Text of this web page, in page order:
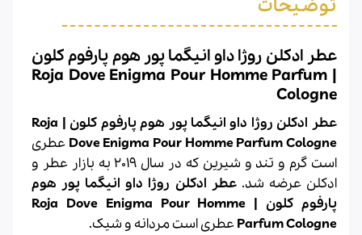
توضیحات
عطر ادکلن روژا داو انیگما پور هوم پارفوم کلون
| Roja Dove Enigma Pour Homme Parfum
Cologne
عطر ادکلن روژا داو انیگما پور هوم پارفوم کلون | Roja
Dove Enigma Pour Homme Parfum Cologne عطری
است گرم و تند و شیرین که در سال 2019 به بازار عطر و
ادکلن عرضه شد.عطر ادکلن روژا داو انیگما پور هوم
پارفوم کلون | Roja Dove Enigma Pour Homme
Parfum Cologneعطری است مردانه و شیک.